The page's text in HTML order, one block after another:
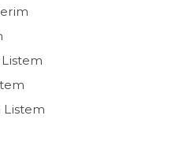
Listem